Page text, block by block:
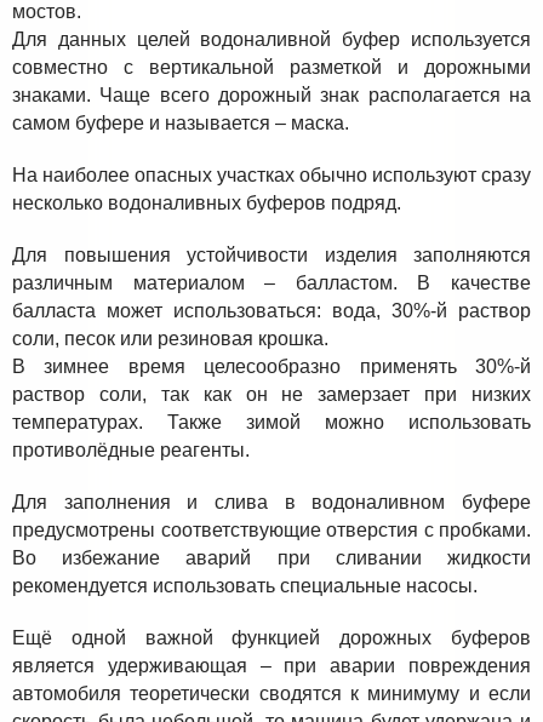
мостов.
Для данных целей водоналивной буфер используется
совместно с вертикальной разметкой и дорожными
знаками. Чаще всего дорожный знак располагается на
самом буфере и называется – маска.
На наиболее опасных участках обычно используют сразу
несколько водоналивных буферов подряд.
Для повышения устойчивости изделия заполняются
различным материалом – балластом. В качестве
балласта может использоваться: вода, 30%-й раствор
соли, песок или резиновая крошка.
В зимнее время целесообразно применять 30%-й
раствор соли, так как он не замерзает при низких
температурах. Также зимой можно использовать
противолёдные реагенты.
Для заполнения и слива в водоналивном буфере
предусмотрены соответствующие отверстия с пробками.
Во избежание аварий при сливании жидкости
рекомендуется использовать специальные насосы.
Ещё одной важной функцией дорожных буферов
является удерживающая – при аварии повреждения
автомобиля теоретически сводятся к минимуму и если